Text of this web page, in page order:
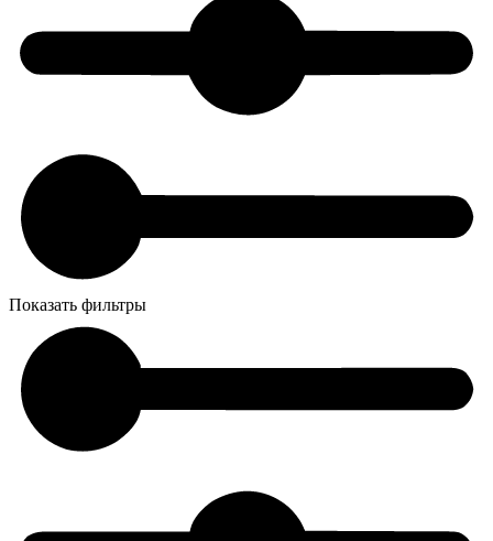
Показать фильтры